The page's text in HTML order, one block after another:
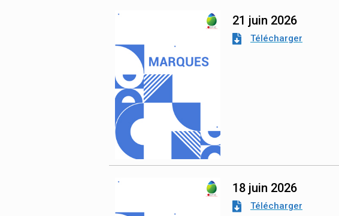
21 juin 2026
Télécharger
18 juin 2026
Télécharger